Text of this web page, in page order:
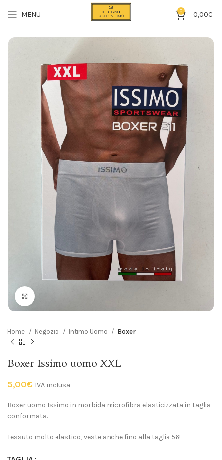
MENU 0 0,00€
Home Negozio Intimo Uomo Boxer
Boxer Issimo uomo XXL
5,00€ IVA inclusa
Boxer uomo Issimo in morbida microfibra elasticizzata in taglia
conformata.
Tessuto molto elastico, veste anche fino alla taglia 56!